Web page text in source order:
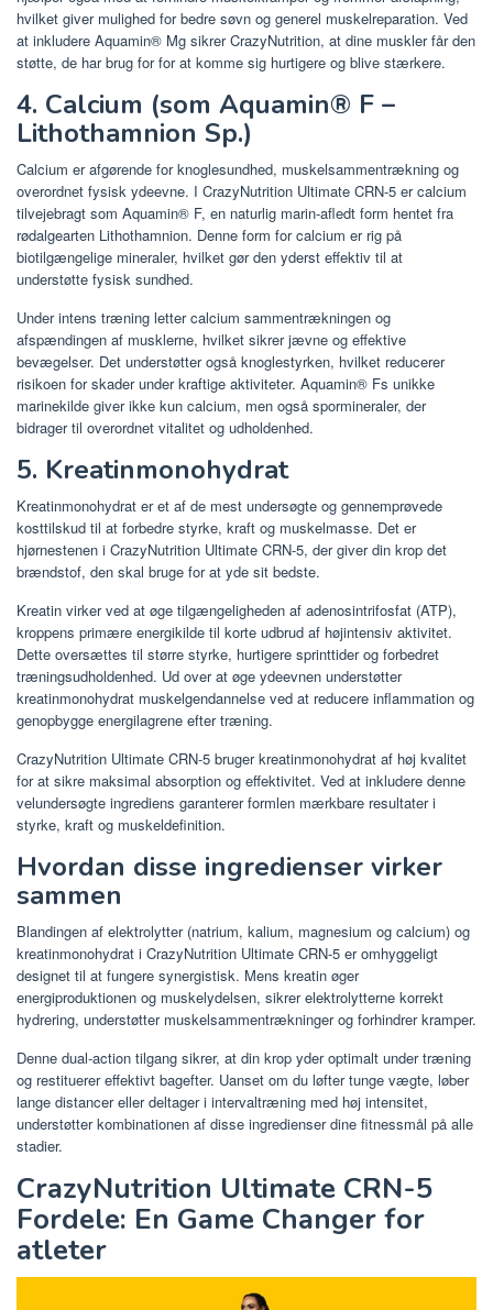
hvilket giver mulighed for bedre søvn og generel muskelreparation. Ved
at inkludere Aquamin® Mg sikrer CrazyNutrition, at dine muskler får den
støtte, de har brug for for at komme sig hurtigere og blive stærkere.
4. Calcium (som Aquamin® F –
Lithothamnion Sp.)
Calcium er afgørende for knoglesundhed, muskelsammentrækning og
overordnet fysisk ydeevne. I CrazyNutrition Ultimate CRN-5 er calcium
tilvejebragt som Aquamin® F, en naturlig marin-afledt form hentet fra
rødalgearten Lithothamnion. Denne form for calcium er rig på
biotilgængelige mineraler, hvilket gør den yderst effektiv til at
understøtte fysisk sundhed.
Under intens træning letter calcium sammentrækningen og
afspændingen af ​​musklerne, hvilket sikrer jævne og effektive
bevægelser. Det understøtter også knoglestyrken, hvilket reducerer
risikoen for skader under kraftige aktiviteter. Aquamin® Fs unikke
marinekilde giver ikke kun calcium, men også spormineraler, der
bidrager til overordnet vitalitet og udholdenhed.
5. Kreatinmonohydrat
Kreatinmonohydrat er et af de mest undersøgte og gennemprøvede
kosttilskud til at forbedre styrke, kraft og muskelmasse. Det er
hjørnestenen i CrazyNutrition Ultimate CRN-5, der giver din krop det
brændstof, den skal bruge for at yde sit bedste.
Kreatin virker ved at øge tilgængeligheden af ​​adenosintrifosfat (ATP),
kroppens primære energikilde til korte udbrud af højintensiv aktivitet.
Dette oversættes til større styrke, hurtigere sprinttider og forbedret
træningsudholdenhed. Ud over at øge ydeevnen understøtter
kreatinmonohydrat muskelgendannelse ved at reducere inflammation og
genopbygge energilagrene efter træning.
CrazyNutrition Ultimate CRN-5 bruger kreatinmonohydrat af høj kvalitet
for at sikre maksimal absorption og effektivitet. Ved at inkludere denne
velundersøgte ingrediens garanterer formlen mærkbare resultater i
styrke, kraft og muskeldefinition.
Hvordan disse ingredienser virker
sammen
Blandingen af ​​elektrolytter (natrium, kalium, magnesium og calcium) og
kreatinmonohydrat i CrazyNutrition Ultimate CRN-5 er omhyggeligt
designet til at fungere synergistisk. Mens kreatin øger
energiproduktionen og muskelydelsen, sikrer elektrolytterne korrekt
hydrering, understøtter muskelsammentrækninger og forhindrer kramper.
Denne dual-action tilgang sikrer, at din krop yder optimalt under træning
og restituerer effektivt bagefter. Uanset om du løfter tunge vægte, løber
lange distancer eller deltager i intervaltræning med høj intensitet,
understøtter kombinationen af ​​disse ingredienser dine fitnessmål på alle
stadier.
CrazyNutrition Ultimate CRN-5
Fordele: En Game Changer for
atleter